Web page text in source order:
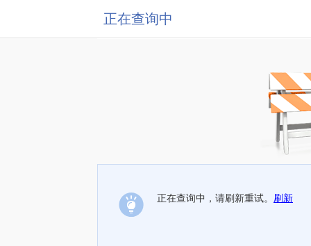
正在查询中
正在查询中，请刷新重试。 刷新